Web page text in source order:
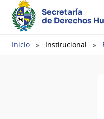
Secretaría
de Derechos
Ruta
Inicio Institucional